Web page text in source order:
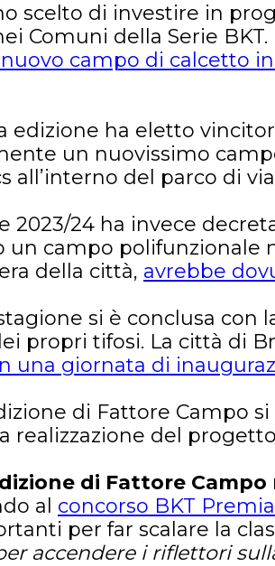
scelto di investire in
Comuni della Serie
campo di calcetto
edizione ha eletto
un nuovissimo
all’interno del parco di
2023/24 ha invece
un campo polifunzionale
della città, avrebbe
si è conclusa con
propri tifosi. La città di
una giornata di
di Fattore Campo
realizzazione del
di Fattore Campo
al concorso BKT Premia
per far scalare la
accendere i riflettori